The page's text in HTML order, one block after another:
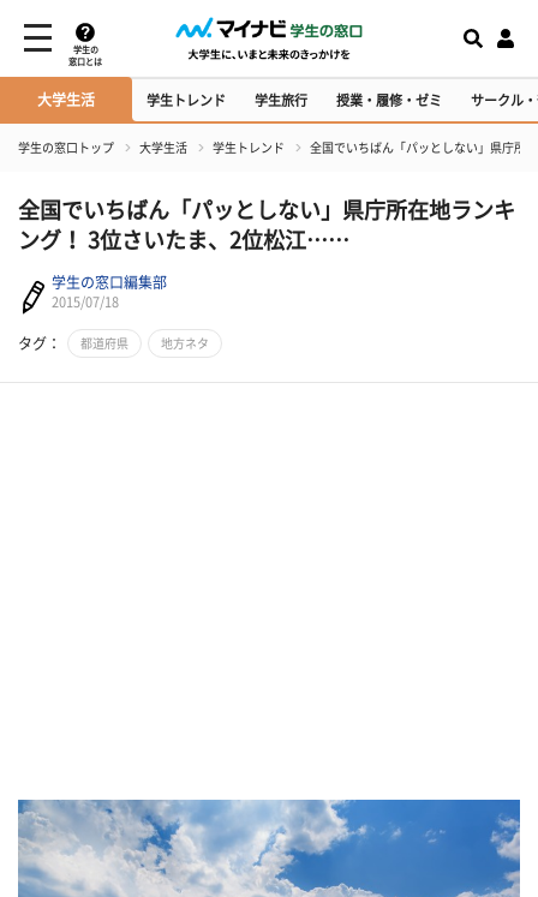
学生の
窓口とは
大学生活 学生トレンド 学生旅行 授業・履修・ゼミ サークル
学生の窓口トップ 大学生活 学生トレンド 全国でいちばん「パッとしない」県庁所
全国でいちばん「パッとしない」県庁所在地ランキ
ング！ 3位さいたま、2位松江……
学生の窓口編集部
2015/07/18
タグ： 都道府県 地方ネタ